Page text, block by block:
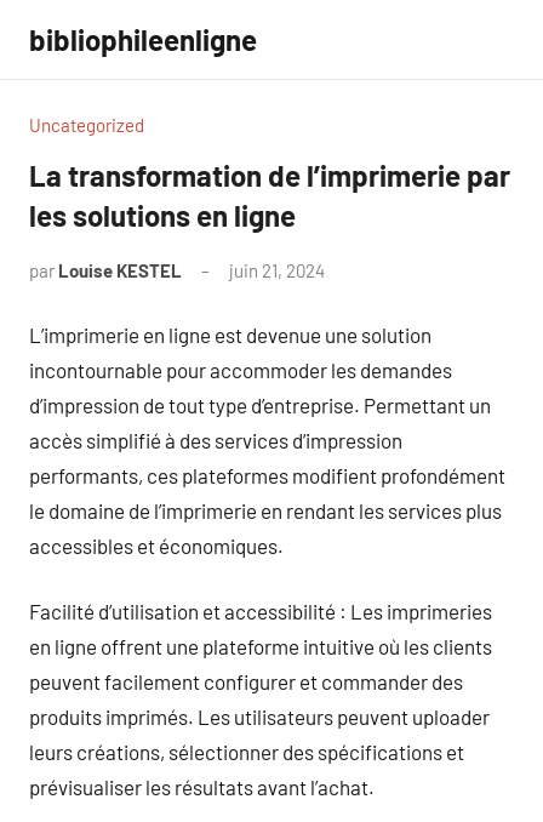
contenu
bibliophileenligne
Uncategorized
La transformation de l’imprimerie par
les solutions en ligne
par Louise KESTEL juin 21, 2024
L’imprimerie en ligne est devenue une solution
incontournable pour accommoder les demandes
d’impression de tout type d’entreprise. Permettant un
accès simplifié à des services d’impression
performants, ces plateformes modifient profondément
le domaine de l’imprimerie en rendant les services plus
accessibles et économiques.
Facilité d’utilisation et accessibilité : Les imprimeries
en ligne offrent une plateforme intuitive où les clients
peuvent facilement configurer et commander des
produits imprimés. Les utilisateurs peuvent uploader
leurs créations, sélectionner des spécifications et
prévisualiser les résultats avant l’achat.